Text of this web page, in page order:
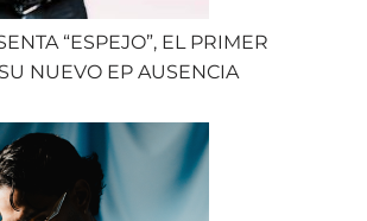
“ESPEJO”, EL PRIMER
NUEVO EP AUSENCIA